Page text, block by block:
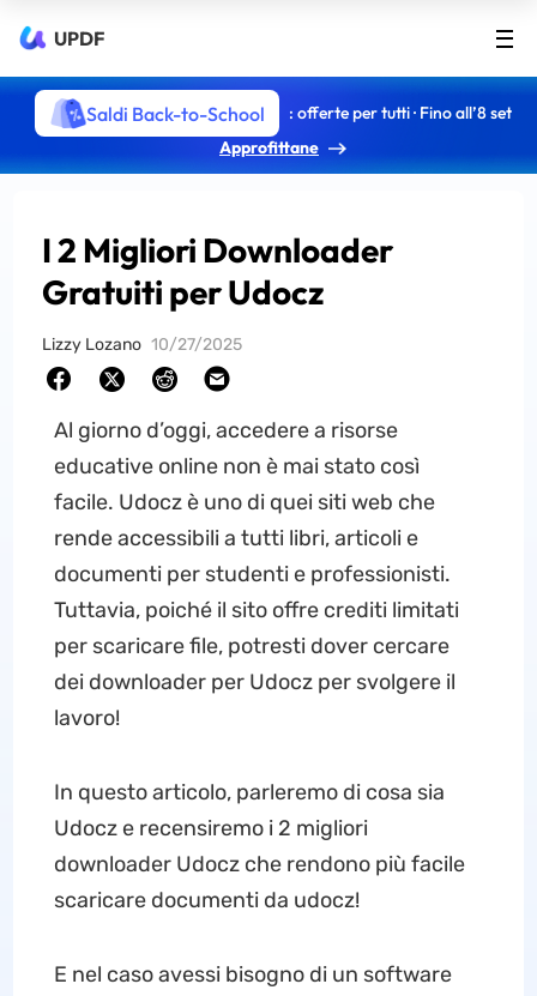
UPDF
Saldi Back-to-School
: offerte per tutti · Fino all’8 set
Approfittane
I 2 Migliori Downloader
Gratuiti per Udocz
Lizzy Lozano 10/27/2025
Al giorno d’oggi, accedere a risorse
educative online non è mai stato così
facile. Udocz è uno di quei siti web che
rende accessibili a tutti libri, articoli e
documenti per studenti e professionisti.
Tuttavia, poiché il sito offre crediti limitati
per scaricare file, potresti dover cercare
dei downloader per Udocz per svolgere il
lavoro!
In questo articolo, parleremo di cosa sia
Udocz e recensiremo i 2 migliori
downloader Udocz che rendono più facile
scaricare documenti da udocz!
E nel caso avessi bisogno di un software